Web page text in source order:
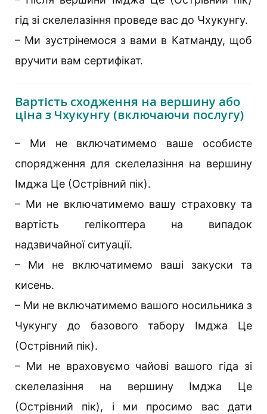
гід зі скелелазіння проведе вас до Чхукунгу.
– Ми зустрінемося з вами в Катманду, щоб
вручити вам сертифікат.
Вартість сходження на вершину або
ціна з Чхукунгу (включаючи послугу)
– Ми не включатимемо ваше особисте
спорядження для скелелазіння на вершину
Імджа Це (Острівний пік).
– Ми не включатимемо вашу страховку та
вартість гелікоптера на випадок
надзвичайної ситуації.
– Ми не включатимемо ваші закуски та
кисень.
– Ми не включатимемо вашого носильника з
Чукунгу до базового табору Імджа Це
(Острівний пік).
– Ми не враховуємо чайові вашого гіда зі
скелелазіння на вершину Імджа Це
(Острівний пік), і ми просимо вас дати